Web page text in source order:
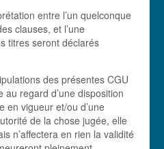
entre l’un quelconque
clauses, et l’une
titres seront déclarés
des présentes CGU
regard d’une disposition
en vigueur et/ou d’une
de la chose jugée, elle
n’affectera en rien la validité